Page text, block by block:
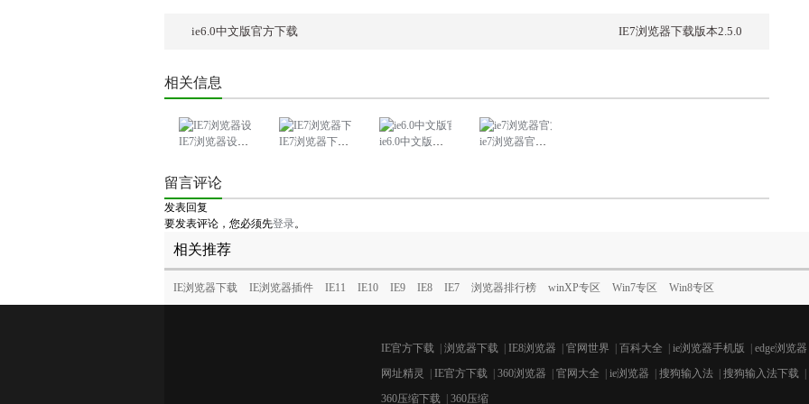
ie6.0中文版官方下载 IE7浏览器下载版本2.5.0
相关信息
IE7浏览器设置多个主页教程 IE7浏览器下载版本2.5.0 ie6.0中文版官方下载 ie7浏览器官方下载win7 xp
留言评论
发表回复
要发表评论，您必须先登录。
相关推荐
IE浏览器下载 IE浏览器插件 IE11 IE10 IE9 IE8 IE7 浏览器排行榜 winXP专区 Win7专区 Win8专区
IE官方下载 浏览器下载 IE8浏览器 官网世界 百科大全 ie浏览器手机版 edge浏览器
网址精灵
IE官方下载 360浏览器 官网大全 ie浏览器 搜狗输入法 搜狗输入法下载
360压缩下载
360压缩